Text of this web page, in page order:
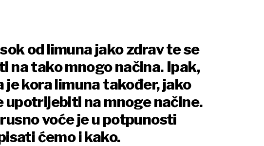
od limuna jako zdrav te se
na tako mnogo načina. Ipak,
je kora limuna također, jako
upotrijebiti na mnoge načine.
voće je u potpunosti
ćemo i kako.